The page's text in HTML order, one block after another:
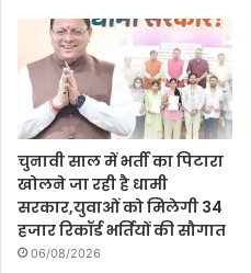
चुनावी साल में भर्ती का पिटारा
खोलने जा रही है धामी
सरकार,युवाओं को मिलेगी 34
हजार रिकॉर्ड भर्तियों की सौगात
06/08/2026